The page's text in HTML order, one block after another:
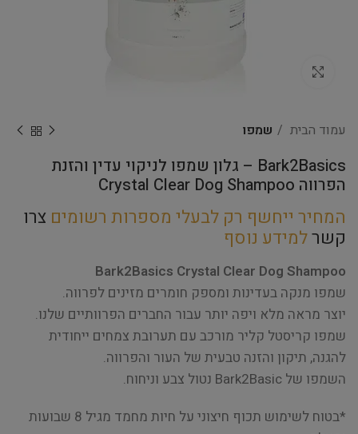
עמוד הבית שמפו
Bark2Basics – גלון שמפו לניקוי עדין והזנת
הפרווה Crystal Clear Dog Shampoo
המחיר ייחשף רק לבעלי מספרות רשומים צרו
קשרלמידע נוסף
Bark2Basics Crystal Clear Dog Shampoo
שמפו מנקה בעדינות ומספק חומרים מזינים לפרווה.
יוצר מראה מלא ויפה יותר עבור החברים הפרוותיים שלנו.
שמפו קריסטל קליר מורכב עם תערובת צמחים ייחודית
להגנה, תיקון והזנה טבעית של העור והפרווה.
השמפו של Bark2Basic נטול צבע וניחוח.
*בטוח לשימוש תכוף חיצוני על חיות מחמד מגיל 8 שבועות